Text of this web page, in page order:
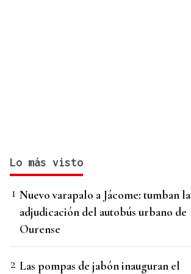
Lo más visto
Nuevo varapalo a Jácome: tumban la
adjudicación del autobús urbano de
Ourense
Las pompas de jabón inauguran el